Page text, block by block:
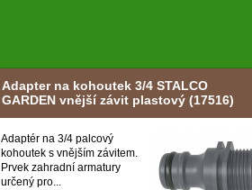
Adapter na kohoutek 3/4 STALCO
GARDEN vnější závit plastový (17516)
Adaptér na 3/4 palcový
kohoutek s vnějším závitem.
Prvek zahradní armatury
určený pro...